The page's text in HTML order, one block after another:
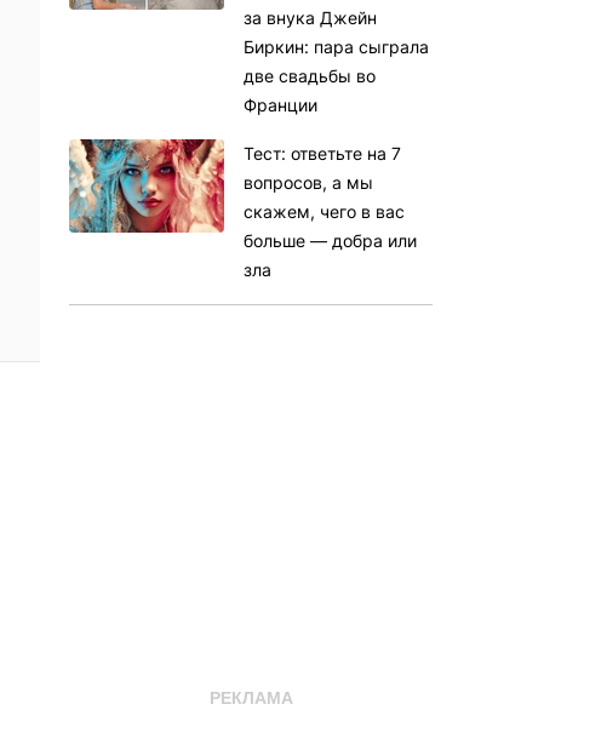
за внука Джейн
Биркин: пара сыграла
две свадьбы во
Франции
Тест: ответьте на 7
вопросов, а мы
скажем, чего в вас
больше — добра или
зла